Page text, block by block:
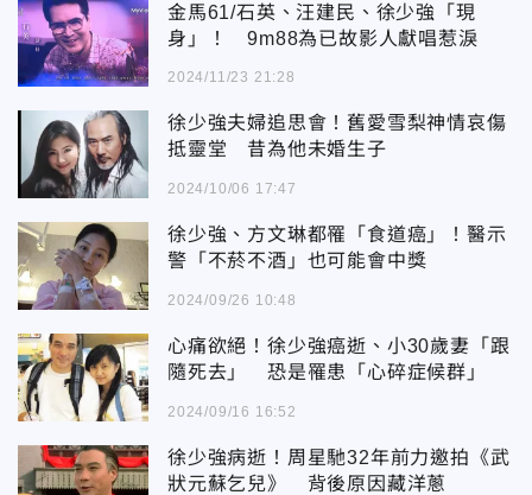
金馬61/石英、汪建民、徐少強「現
身」！ 9m88為已故影人獻唱惹淚
2024/11/23 21:28
徐少強夫婦追思會！舊愛雪梨神情哀傷
抵靈堂 昔為他未婚生子
2024/10/06 17:47
徐少強、方文琳都罹「食道癌」！醫示
警「不菸不酒」也可能會中獎
2024/09/26 10:48
心痛欲絕！徐少強癌逝、小30歲妻「跟
隨死去」 恐是罹患「心碎症候群」
2024/09/16 16:52
徐少強病逝！周星馳32年前力邀拍《武
狀元蘇乞兒》 背後原因藏洋蔥